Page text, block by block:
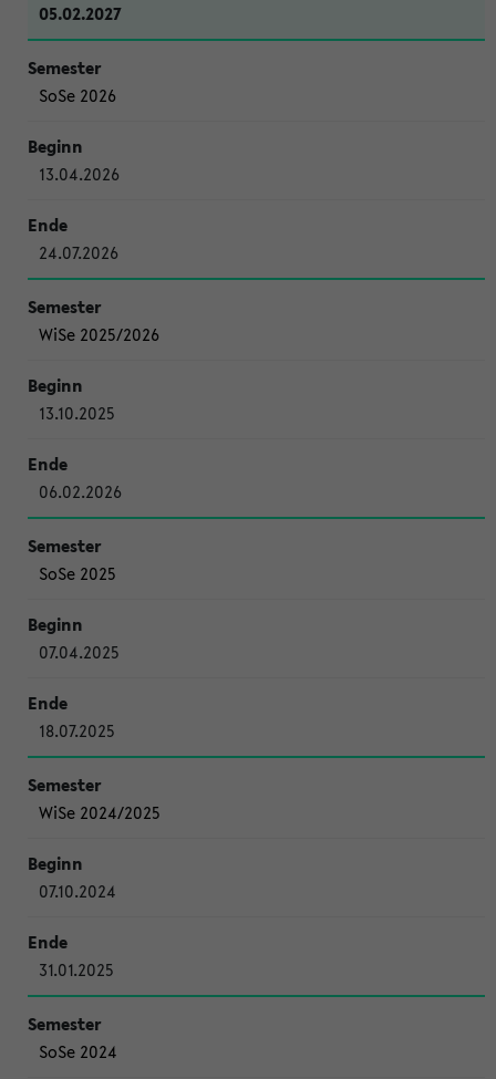
05.02.2027
SoSe 2026
13.04.2026
24.07.2026
WiSe 2025/2026
13.10.2025
06.02.2026
SoSe 2025
07.04.2025
18.07.2025
WiSe 2024/2025
07.10.2024
31.01.2025
SoSe 2024